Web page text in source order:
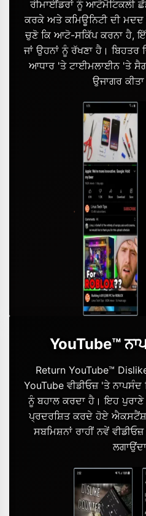
ਰੀਮਾਈਂਡਰਾਂ ਨੂੰ ਆਟੋਮੈਟਿਕਲੀ
ਕਰਕੇ ਅਤੇ ਕਮਿਊਨਿਟੀ ਦੀ
ਚੁਣੋ ਕਿ ਆਟੋ-ਸਕਿੱਪ ਕਰਨਾ ਹੈ,
ਜਾਂ ਉਹਨਾਂ ਨੂੰ ਰੱਖਣਾ ਹੈ।
ਆਧਾਰ 'ਤੇ ਟਾਈਮਲਾਈਨ 'ਤੇ
ਉਜਾਗਰ ਕੀਤਾ
YouTube™
Return YouTube™
YouTube ਵੀਡੀਓਜ਼ 'ਤੇ
ਨੂੰ ਬਹਾਲ ਕਰਦਾ ਹੈ। ਇਹ
ਪ੍ਰਦਰਸ਼ਿਤ ਕਰਦੇ ਹੋਏ
ਸਬਮਿਸ਼ਨਾਂ ਰਾਹੀਂ ਨਵੇਂ